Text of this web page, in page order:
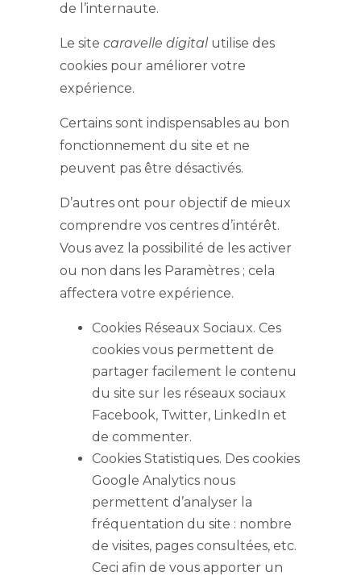
de l’internaute.
Le site caravelle digitalutilise des
cookies pour améliorer votre
expérience.
Certains sont indispensables au bon
fonctionnement du site et ne
peuvent pas être désactivés.
D’autres ont pour objectif de mieux
comprendre vos centres d’intérêt.
Vous avez la possibilité de les activer
ou non dans les Paramètres ; cela
affectera votre expérience.
Cookies Réseaux Sociaux. Ces
cookies vous permettent de
partager facilement le contenu
du site sur les réseaux sociaux
Facebook, Twitter, LinkedIn et
de commenter.
Cookies Statistiques. Des cookies
Google Analytics nous
permettent d’analyser la
fréquentation du site : nombre
de visites, pages consultées, etc.
Ceci afin de vous apporter un